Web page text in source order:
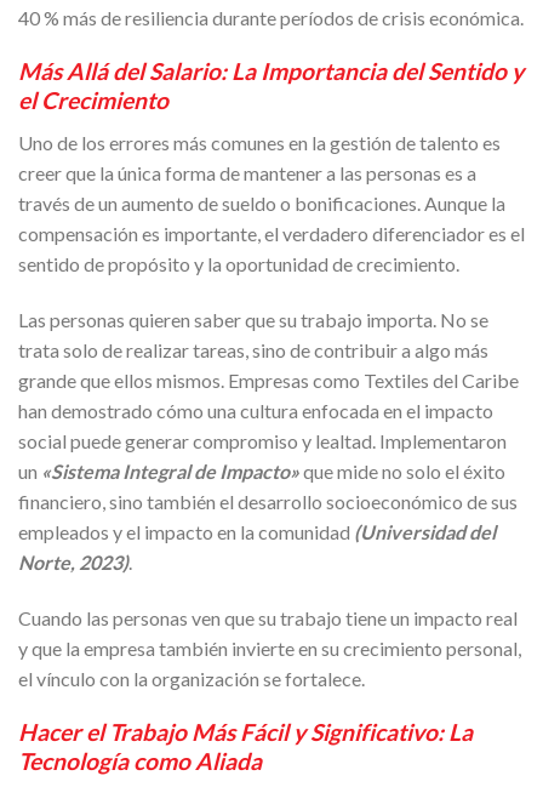
40 % más de resiliencia durante períodos de crisis económica.
Más Allá del Salario: La Importancia del Sentido y
el Crecimiento
Uno de los errores más comunes en la gestión de talento es
creer que la única forma de mantener a las personas es a
través de un aumento de sueldo o bonificaciones. Aunque la
compensación es importante, el verdadero diferenciador es el
sentido de propósito y la oportunidad de crecimiento.
Las personas quieren saber que su trabajo importa. No se
trata solo de realizar tareas, sino de contribuir a algo más
grande que ellos mismos. Empresas como Textiles del Caribe
han demostrado cómo una cultura enfocada en el impacto
social puede generar compromiso y lealtad. Implementaron
un «Sistema Integral de Impacto»que mide no solo el éxito
financiero, sino también el desarrollo socioeconómico de sus
empleados y el impacto en la comunidad (Universidad del
Norte, 2023).
Cuando las personas ven que su trabajo tiene un impacto real
y que la empresa también invierte en su crecimiento personal,
el vínculo con la organización se fortalece.
Hacer el Trabajo Más Fácil y Significativo: La
Tecnología como Aliada